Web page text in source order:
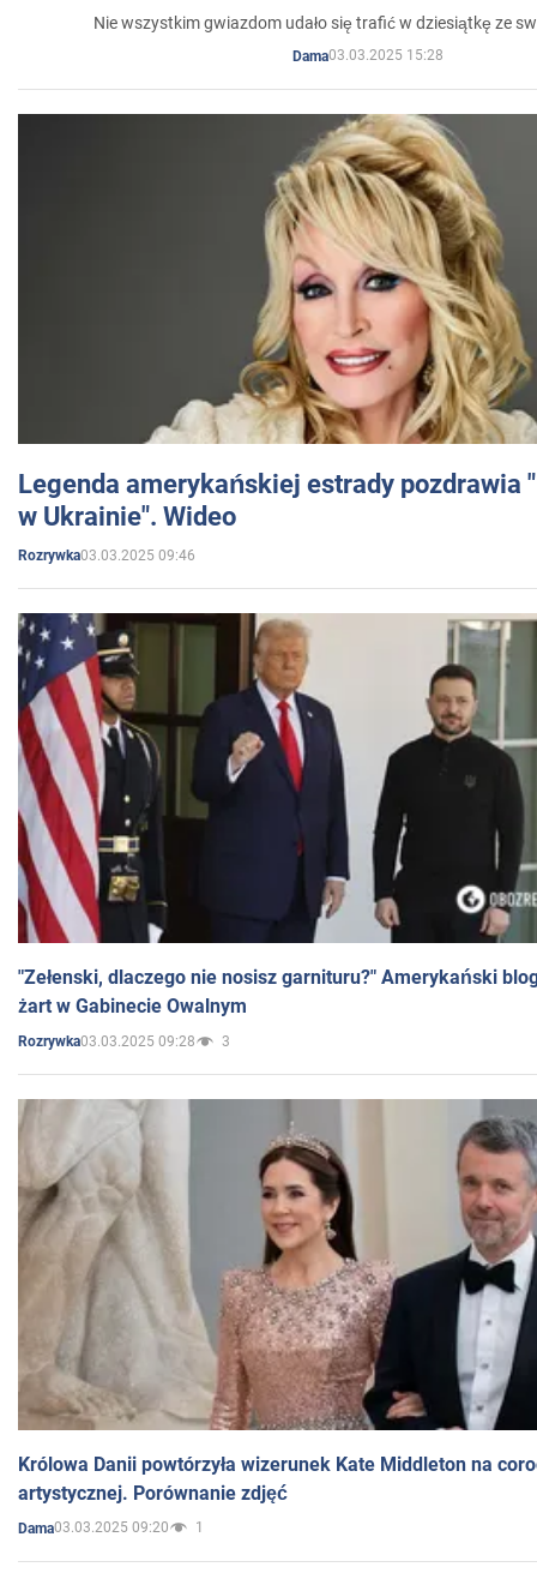
Nie wszystkim gwiazdom udało się trafić w dziesiątkę ze
Dama03.03.2025 15:28
Legenda amerykańskiej estrady pozdrawia
w Ukrainie". Wideo
Rozrywka03.03.2025 09:46
"Zełenski, dlaczego nie nosisz garnituru?" Amerykański
żart w Gabinecie Owalnym
Rozrywka03.03.2025 09:28 3
Królowa Danii powtórzyła wizerunek Kate Middleton na
artystycznej. Porównanie zdjęć
Dama03.03.2025 09:20 1